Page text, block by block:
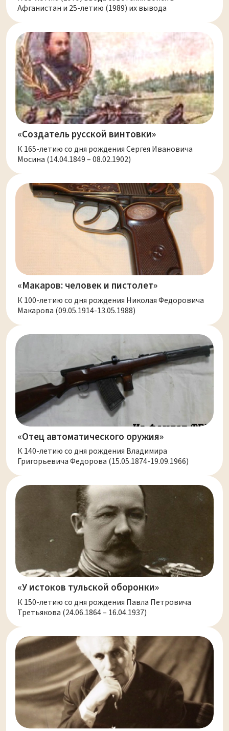
Афганистан и 25-летию (1989) их вывода
«Создатель русской винтовки»
К 165-летию со дня рождения Сергея Ивановича
Мосина (14.04.1849 – 08.02.1902)
«Макаров: человек и пистолет»
К 100-летию со дня рождения Николая Федоровича
Макарова (09.05.1914-13.05.1988)
«Отец автоматического оружия»
К 140-летию со дня рождения Владимира
Григорьевича Федорова (15.05.1874-19.09.1966)
«У истоков тульской оборонки»
К 150-летию со дня рождения Павла Петровича
Третьякова (24.06.1864 – 16.04.1937)